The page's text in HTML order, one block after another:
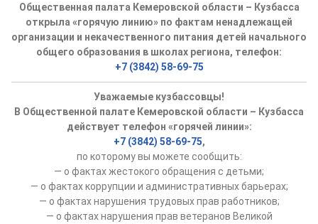
Общественная палата Кемеровской области – Кузбасса
открыла «горячую линию» по фактам ненадлежащей
организации и некачественного питания детей начального
общего образования в школах региона, телефон:
+7 (3842) 58-69-75
Уважаемые кузбассовцы!
В Общественной палате Кемеровской области – Кузбасса
действует телефон «горячей линии»:
+7 (3842) 58-69-75,
по которому вы можете сообщить:
— о фактах жестокого обращения с детьми;
— о фактах коррупции и административных барьерах;
— о фактах нарушения трудовых прав работников;
— о фактах нарушения прав ветеранов Великой